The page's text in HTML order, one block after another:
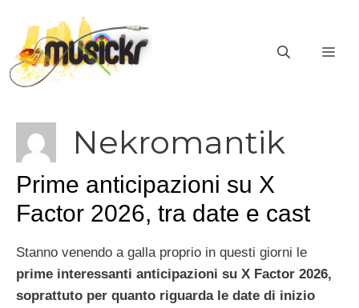
contenuto
Nekromantik
Prime anticipazioni su X
Factor 2026, tra date e cast
Stanno venendo a galla proprio in questi giorni le
prime interessanti anticipazioni su X Factor 2026,
soprattuto per quanto riguarda le date di inizio